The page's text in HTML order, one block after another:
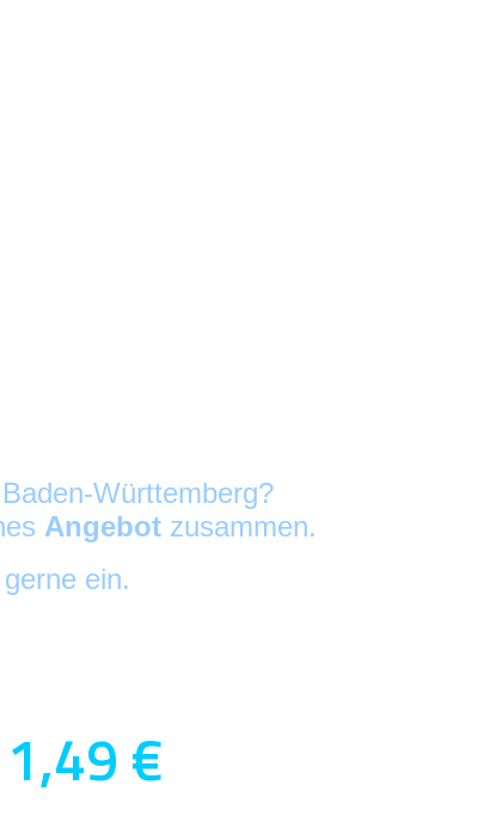
Württemberg?
Angebot zusammen.
gerne ein.
€